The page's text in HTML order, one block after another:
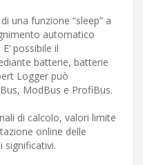
una funzione “sleep” a
automatico
possibile il
batterie, batterie
Logger può
ModBus e ProfiBus.
di calcolo, valori limite
online delle
significativi.